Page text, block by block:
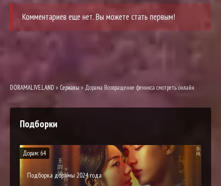
Комментариев еще нет. Вы можете стать первым!
DORAMALIVE.LAND » Сериалы» Дорама Возвращение феникса смотреть онлайн
Подборки
Дорам: 64
Подборка дорамы 2024 года